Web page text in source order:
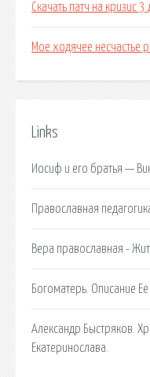
Скачать патч на кризис 3
Мое ходячее несчастье
Links
Иосиф и его братья —
Православная
Вера православная -
Богоматерь. Описание
Александр Быстряков.
Екатеринослава.